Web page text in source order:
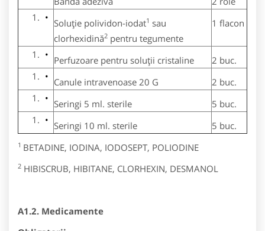
Soluţie polividon-iodat1 sau
clorhexidină2 pentru tegumente
1 flacon
Perfuzoare pentru soluţii cristaline
2 buc.
Canule intravenoase 20 G
2 buc.
Seringi 5 ml. sterile
5 buc.
Seringi 10 ml. sterile
5 buc.
1 BETADINE, IODINA, IODOSEPT, POLIODINE
2 HIBISCRUB, HIBITANE, CLORHEXIN, DESMANOL
A1.2. Medicamente